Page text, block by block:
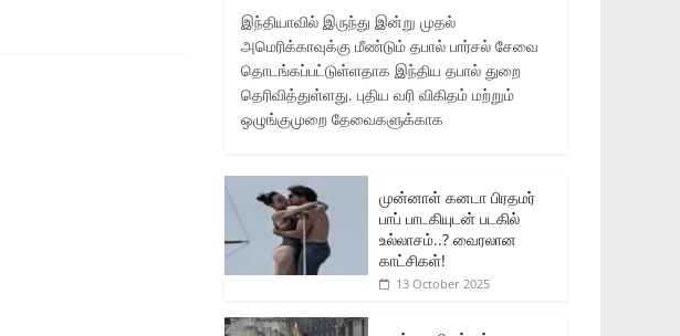
இந்தியாவில் இருந்து இன்று முதல்
அமெரிக்காவுக்கு மீண்டும் தபால் பார்சல் சேவை
தொடங்கப்பட்டுள்ளதாக இந்திய தபால் துறை
தெரிவித்துள்ளது. புதிய வரி விகிதம் மற்றும்
ஒழுங்குமுறை தேவைகளுக்காக
முன்னாள் கனடா பிரதமர்
பாப் பாடகியுடன் படகில்
உல்லாசம்..? வைரலான
காட்சிகள்!
13 October 2025